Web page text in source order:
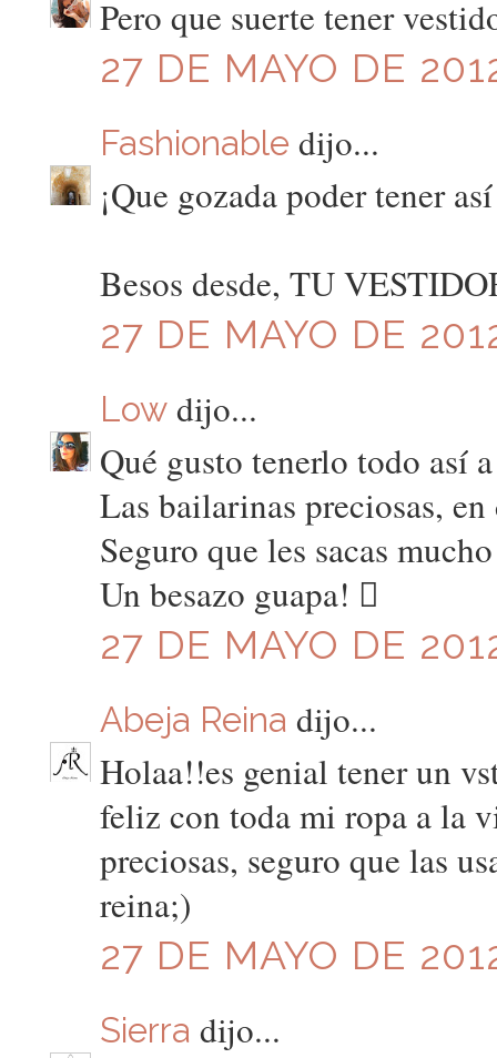
Pero que suerte tener
27 DE MAYO DE
Fashionable dijo...
¡Que gozada poder tener
Besos desde, TU
27 DE MAYO DE
Lowdijo...
Qué gusto tenerlo todo así
Las bailarinas preciosas,
Seguro que les sacas
Un besazo guapa! 
27 DE MAYO DE
Abeja Reina dijo...
Holaa!!es genial tener un
feliz con toda mi ropa a la
preciosas, seguro que las
reina;)
27 DE MAYO DE
Sierra dijo...